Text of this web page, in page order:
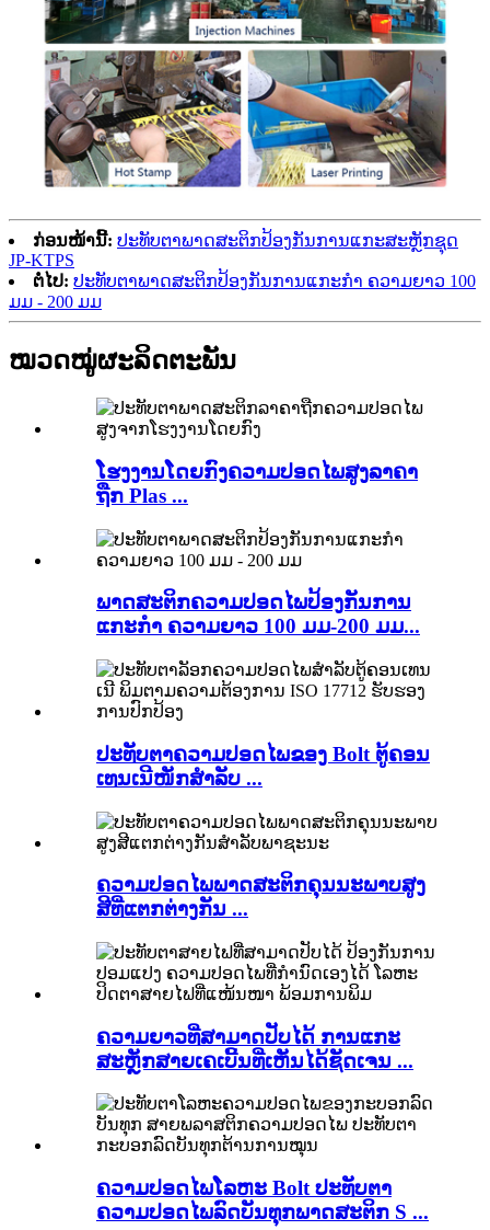
ກ່ອນໜ້ານີ້: ປະທັບຕາພາດສະຕິກປ້ອງກັນການແກະສະຫຼັກຊຸດ
JP-KTPS
ຕໍ່ໄປ: ປະທັບຕາພາດສະຕິກປ້ອງກັນການແກະກຳ ຄວາມຍາວ 100
ມມ - 200 ມມ
ໝວດໝູ່ຜະລິດຕະພັນ
ໂຮງງານໂດຍກົງຄວາມປອດໄພສູງລາຄາ
ຖືກ Plas ...
ພາດສະຕິກຄວາມປອດໄພປ້ອງກັນການ
ແກະກຳ ຄວາມຍາວ 100 ມມ-200 ມມ...
ປະທັບຕາຄວາມປອດໄພຂອງ Bolt ຕູ້ຄອນ
ເທນເນີໜັກສຳລັບ ...
ຄວາມປອດໄພພາດສະຕິກຄຸນນະພາບສູງ
ສີທີ່ແຕກຕ່າງກັນ ...
ຄວາມຍາວທີ່ສາມາດປັບໄດ້ ການແກະ
ສະຫຼັກສາຍເຄເບີ້ນທີ່ເຫັນໄດ້ຊັດເຈນ ...
ຄວາມປອດໄພໂລຫະ Bolt ປະທັບຕາ
ຄວາມປອດໄພລົດບັນທຸກພາດສະຕິກ S ...